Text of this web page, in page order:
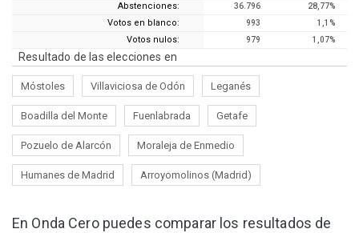
Abstenciones: 36.796 28,77%
Votos en blanco: 993 1,1%
Votos nulos: 979 1,07%
Resultado de las elecciones en
Móstoles Villaviciosa de Odón Leganés
Boadilla del Monte Fuenlabrada Getafe
Pozuelo de Alarcón Moraleja de Enmedio
Humanes de Madrid Arroyomolinos (Madrid)
En Onda Cero puedes comparar los resultados de